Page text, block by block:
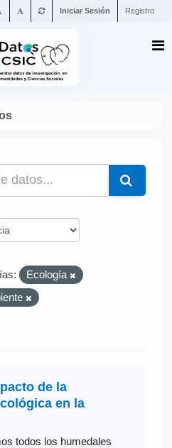
Iniciar Sesión Registro
Ecología
de la
en la
todos los humedales